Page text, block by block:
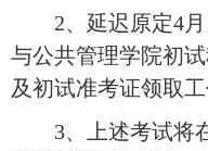
2、延迟原定4
与公共管理学院初
及初试准考证领取
3、
上述考试将